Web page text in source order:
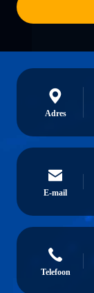
Adres
E-mail
Telefoon